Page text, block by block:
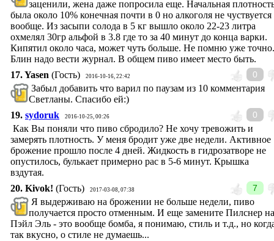
заценили, жена даже попросила еще. Начальная
была около 10% конечная почти в 0 но алкоголя не чуствуется
вообще. Из засыпи солода в 5 кг вышло около 22-23 литра
охмелял 30гр альфой в 3.8 где то за 40 минут до конца варки.
Кипятил около часа, может чуть больше. Не помню уже точно.
Блин надо вести журнал. В общем пиво имеет место быть.
0
17.Yasen (Гость) 2016-10-16, 22:42
Забыл добавить что варил по паузам из 10 комментария
Светланы. Спасибо ей:)
0
19. sydoruk 2016-10-25, 00:26
Как Вы поняли что пиво сбродило? Не хочу тревожить и
замерять плотность. У меня бродит уже две недели. Активное
брожение прошло после 4 дней. Жидкость в гидрозатворе не
опустилось, булькает примерно рас в 5-6 минут. Крышка
вздутая.
7
20. Kivok! (Гость) 2017-03-08, 07:38
Я выдерживаю на брожении не больше недели, пиво
получается просто отменным. И еще замените Пилснер на
Пэйл Эль - это вообще бомба, я понимаю, стиль и т.д., но
так вкусно, о стиле не думаешь...